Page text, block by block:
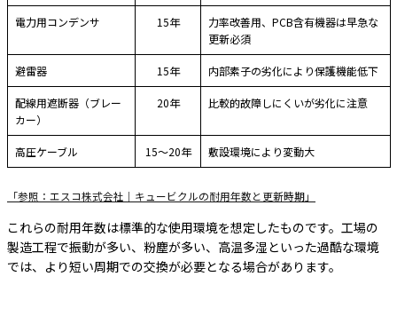
電力用コンデンサ 15年
力率改善用、PCB含有機器は早急な
更新必須
避雷器 15年 内部素子の劣化により保護機能低下
配線用遮断器（ブレー
カー）
20年 比較的故障しにくいが劣化に注意
高圧ケーブル 15〜20年 敷設環境により変動大
「参照：エスコ株式会社｜キュービクルの耐用年数と更新時期」
これらの耐用年数は標準的な使用環境を想定したものです。工場の
製造工程で振動が多い、粉塵が多い、高温多湿といった過酷な環境
では、より短い周期での交換が必要となる場合があります。